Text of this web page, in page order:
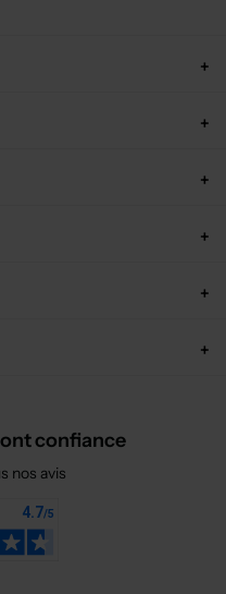
confiance
nos avis